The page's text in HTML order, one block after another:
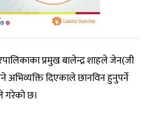
प्रमुख बालेन्द्र शाहले जेन(जी
दिएकाले छानविन हुनुपर्ने
गरेको छ।